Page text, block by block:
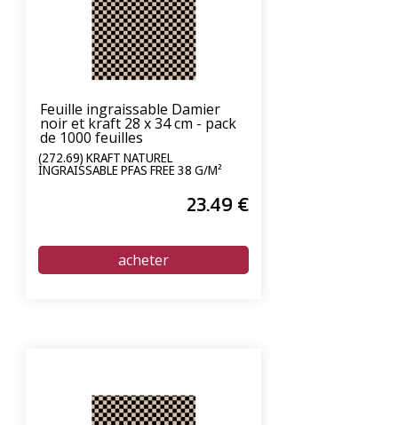
Feuille ingraissable Damier
noir et kraft 28 x 34 cm - pack
de 1000 feuilles
(272.69) KRAFT NATUREL
INGRAISSABLE PFAS FREE 38 G/M²
23.49 €